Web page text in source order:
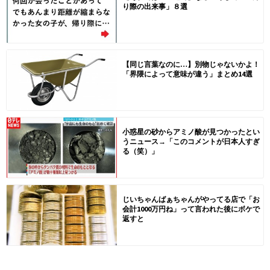
り際の出来事」８選
【同じ言葉なのに…】別物じゃないかよ！
「界隈によって意味が違う」まとめ14選
小惑星の砂からアミノ酸が見つかったとい
うニュース→「このコメントが日本人すぎ
る（笑）」
じいちゃんばぁちゃんがやってる店で「お
会計1000万円ね」って言われた後にボケで
返すと